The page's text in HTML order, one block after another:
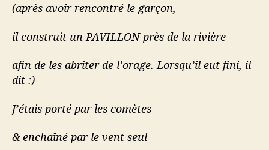
(après avoir rencontré le garçon,
il construit un PAVILLON près de la rivière
afin de les abriter de l’orage. Lorsqu’il eut fini, il
dit :)
J’étais porté par les comètes
& enchaîné par le vent seul